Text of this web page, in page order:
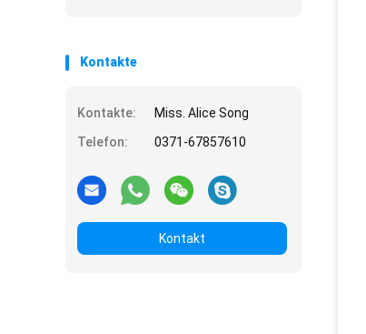
Kontakte
Kontakte:
Miss. Alice Song
Telefon:
0371-67857610
Kontakt